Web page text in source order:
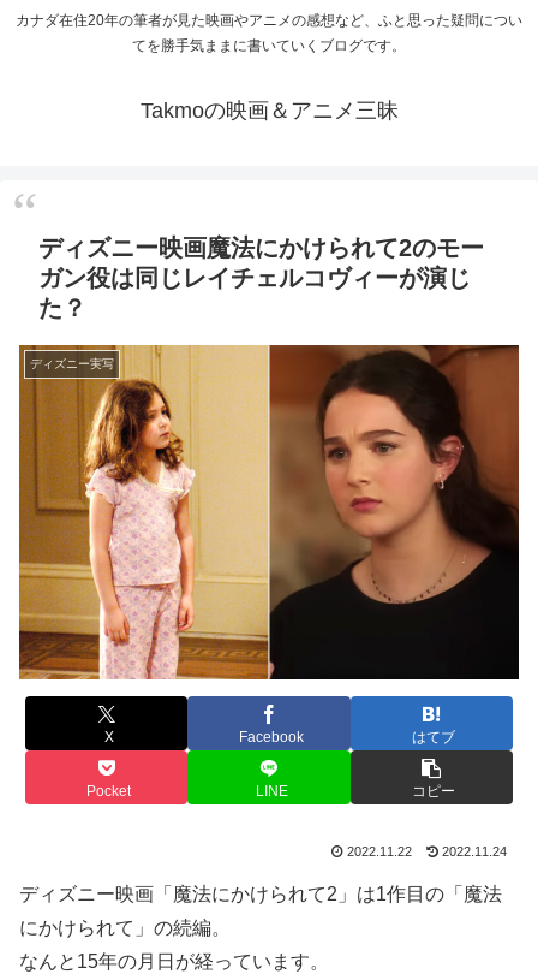
カナダ在住20年の筆者が見た映画やアニメの感想など、ふと思った疑問につい
てを勝手気ままに書いていくブログです。
Takmoの映画＆アニメ三昧
ディズニー映画魔法にかけられて2のモー
ガン役は同じレイチェルコヴィーが演じ
た？
ディズニー実写
X Facebook はてブ
Pocket LINE コピー
2022.11.22 2022.11.24
ディズニー映画「魔法にかけられて2」は1作目の「魔法
にかけられて」の続編。
なんと15年の月日が経っています。